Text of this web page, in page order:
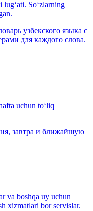
So‘zlarning
узбекского языка с
для каждого слова.
uchun to‘liq
завтра и ближайшую
va boshqa uy uchun
xizmatlari bor servislar.